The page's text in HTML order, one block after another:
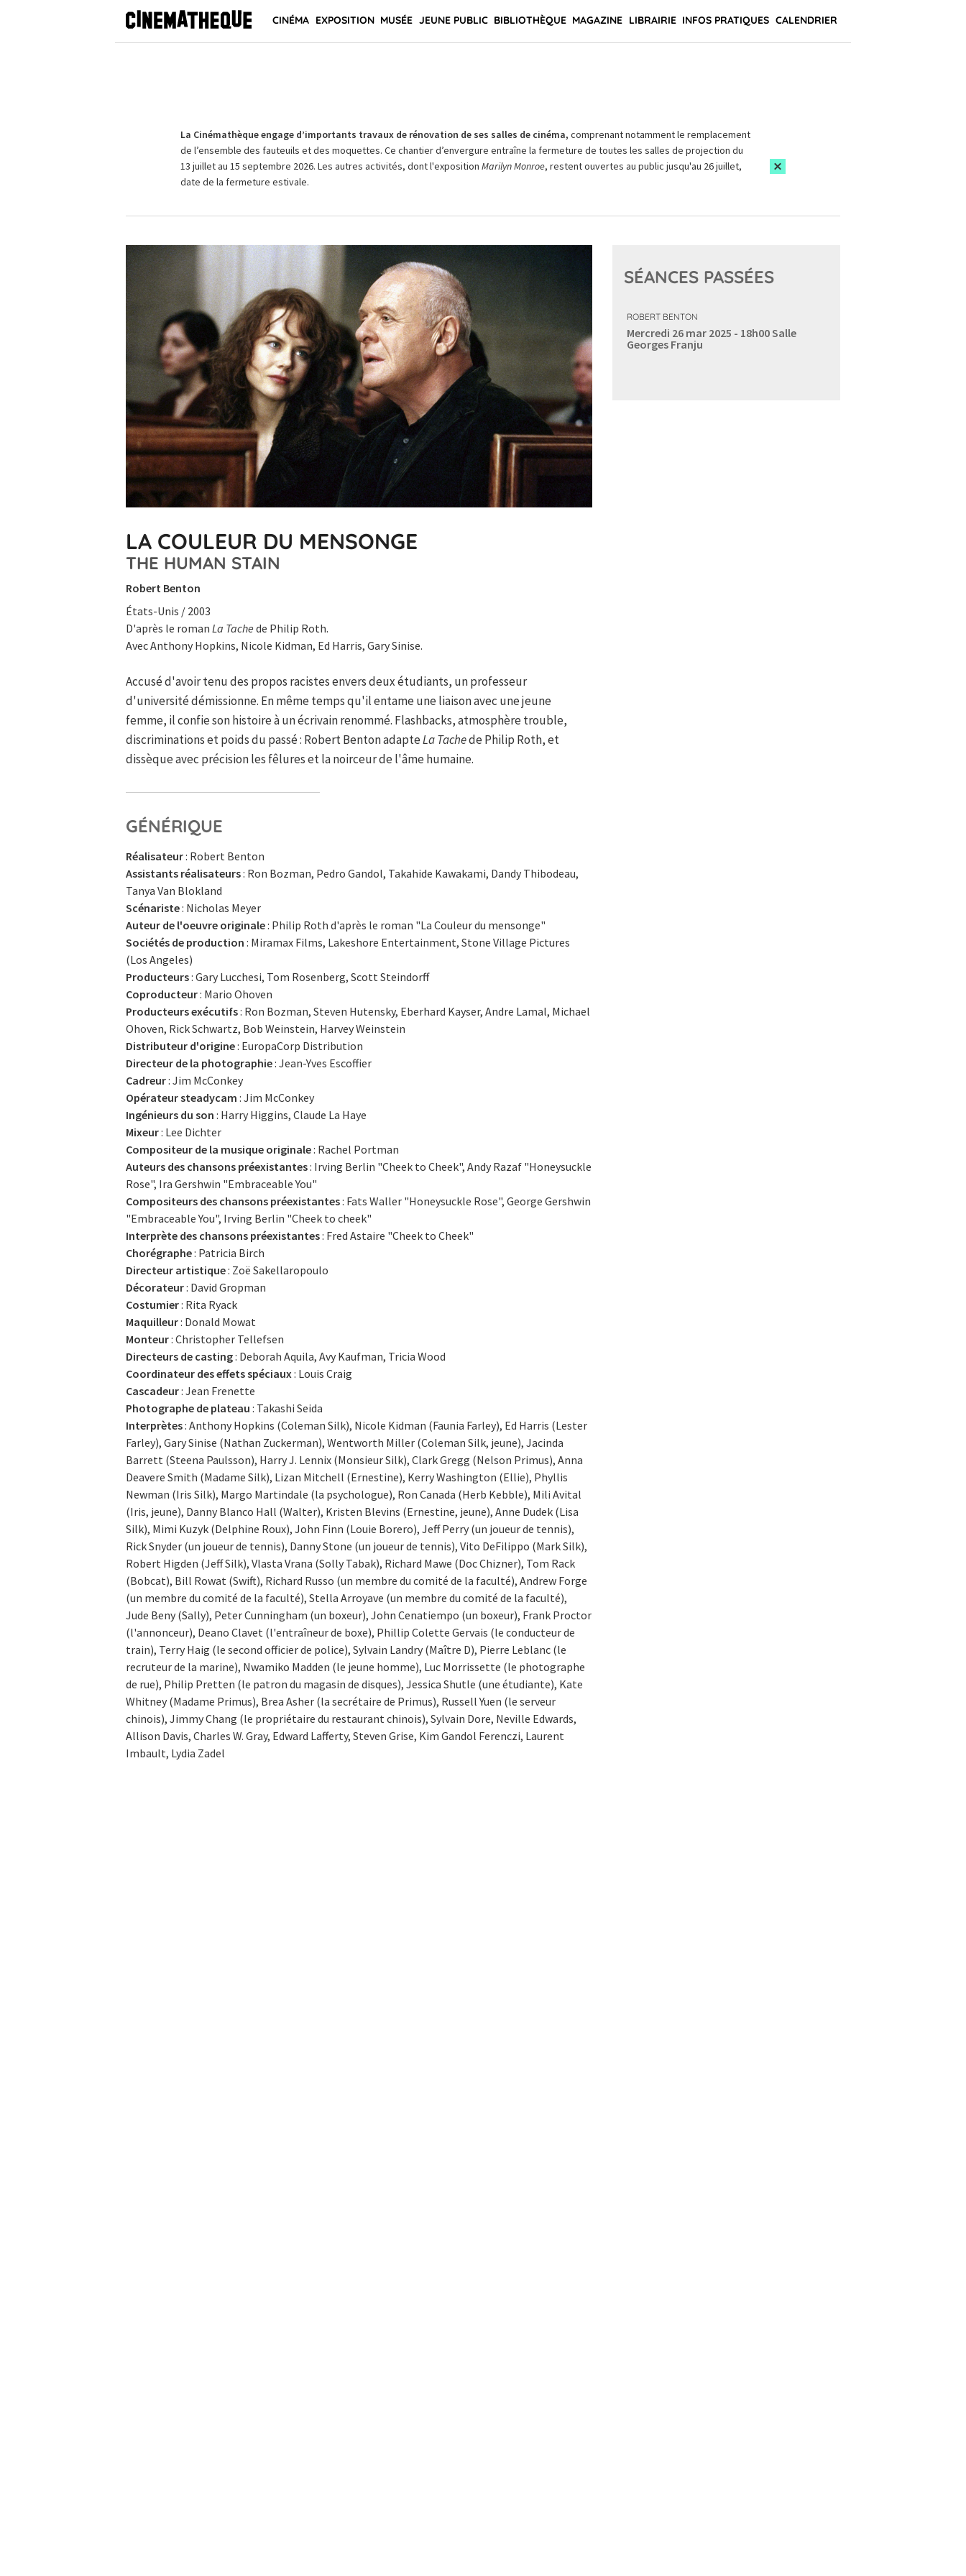
CINÉMA EXPOSITION MUSÉE JEUNE PUBLIC BIBLIOTHÈQUE MAGAZINE LIBRAIRIE INFOS PRATIQUES CALENDRIER
La Cinémathèque engage d’importants travaux de rénovation de ses salles de cinéma, comprenant notamment le remplacement
de l’ensemble des fauteuils et des moquettes. Ce chantier d’envergure entraîne la fermeture de toutes les salles de projection du
13 juillet au 15 septembre 2026. Les autres activités, dont l'exposition Marilyn Monroe, restent ouvertes au public jusqu'au 26 juillet,
date de la fermeture estivale.
LA COULEUR DU MENSONGE
THE HUMAN STAIN
Robert Benton
États-Unis / 2003
D'après le roman La Tache de Philip Roth.
Avec Anthony Hopkins, Nicole Kidman, Ed Harris, Gary Sinise.
Accusé d'avoir tenu des propos racistes envers deux étudiants, un professeur
d'université démissionne. En même temps qu'il entame une liaison avec une jeune
femme, il confie son histoire à un écrivain renommé. Flashbacks, atmosphère trouble,
discriminations et poids du passé : Robert Benton adapteLa Tachede Philip Roth, et
dissèque avec précision les fêlures et la noirceur de l'âme humaine.
GÉNÉRIQUE
Réalisateur: Robert Benton
Assistants réalisateurs: Ron Bozman, Pedro Gandol, Takahide Kawakami, Dandy Thibodeau,
Tanya Van Blokland
Scénariste: Nicholas Meyer
Auteur de l'oeuvre originale: Philip Roth d'après le roman "La Couleur du mensonge"
Sociétés de production : Miramax Films, Lakeshore Entertainment, Stone Village Pictures
(Los Angeles)
Producteurs: Gary Lucchesi, Tom Rosenberg, Scott Steindorff
Coproducteur: Mario Ohoven
Producteurs exécutifs: Ron Bozman, Steven Hutensky, Eberhard Kayser, Andre Lamal, Michael
Ohoven, Rick Schwartz, Bob Weinstein, Harvey Weinstein
Distributeur d'origine: EuropaCorp Distribution
Directeur de la photographie: Jean-Yves Escoffier
Cadreur: Jim McConkey
Opérateur steadycam : Jim McConkey
Ingénieurs du son : Harry Higgins, Claude La Haye
Mixeur: Lee Dichter
Compositeur de la musique originale: Rachel Portman
Auteurs des chansons préexistantes: Irving Berlin "Cheek to Cheek", Andy Razaf "Honeysuckle
Rose", Ira Gershwin "Embraceable You"
Compositeurs des chansons préexistantes: Fats Waller "Honeysuckle Rose", George Gershwin
"Embraceable You", Irving Berlin "Cheek to cheek"
Interprète des chansons préexistantes: Fred Astaire "Cheek to Cheek"
Chorégraphe: Patricia Birch
Directeur artistique: Zoë Sakellaropoulo
Décorateur: David Gropman
Costumier: Rita Ryack
Maquilleur: Donald Mowat
Monteur: Christopher Tellefsen
Directeurs de casting: Deborah Aquila, Avy Kaufman, Tricia Wood
Coordinateur des effets spéciaux : Louis Craig
Cascadeur: Jean Frenette
Photographe de plateau : Takashi Seida
Interprètes: Anthony Hopkins (Coleman Silk), Nicole Kidman (Faunia Farley), Ed Harris (Lester
Farley), Gary Sinise (Nathan Zuckerman), Wentworth Miller (Coleman Silk, jeune), Jacinda
Barrett (Steena Paulsson), Harry J. Lennix (Monsieur Silk), Clark Gregg (Nelson Primus), Anna
Deavere Smith (Madame Silk), Lizan Mitchell (Ernestine), Kerry Washington (Ellie), Phyllis
Newman (Iris Silk), Margo Martindale (la psychologue), Ron Canada (Herb Kebble), Mili Avital
(Iris, jeune), Danny Blanco Hall (Walter), Kristen Blevins (Ernestine, jeune), Anne Dudek (Lisa
Silk), Mimi Kuzyk (Delphine Roux), John Finn (Louie Borero), Jeff Perry (un joueur de tennis),
Rick Snyder (un joueur de tennis), Danny Stone (un joueur de tennis), Vito DeFilippo (Mark Silk),
Robert Higden (Jeff Silk), Vlasta Vrana (Solly Tabak), Richard Mawe (Doc Chizner), Tom Rack
(Bobcat), Bill Rowat (Swift), Richard Russo (un membre du comité de la faculté), Andrew Forge
(un membre du comité de la faculté), Stella Arroyave (un membre du comité de la faculté),
Jude Beny (Sally), Peter Cunningham (un boxeur), John Cenatiempo (un boxeur), Frank Proctor
(l'annonceur), Deano Clavet (l'entraîneur de boxe), Phillip Colette Gervais (le conducteur de
train), Terry Haig (le second officier de police), Sylvain Landry (Maître D), Pierre Leblanc (le
recruteur de la marine), Nwamiko Madden (le jeune homme), Luc Morrissette (le photographe
de rue), Philip Pretten (le patron du magasin de disques), Jessica Shutle (une étudiante), Kate
Whitney (Madame Primus), Brea Asher (la secrétaire de Primus), Russell Yuen (le serveur
chinois), Jimmy Chang (le propriétaire du restaurant chinois), Sylvain Dore, Neville Edwards,
Allison Davis, Charles W. Gray, Edward Lafferty, Steven Grise, Kim Gandol Ferenczi, Laurent
Imbault, Lydia Zadel
SÉANCES PASSÉES
ROBERT BENTON
Mercredi 26 mar 2025 - 18h00Salle
Georges Franju